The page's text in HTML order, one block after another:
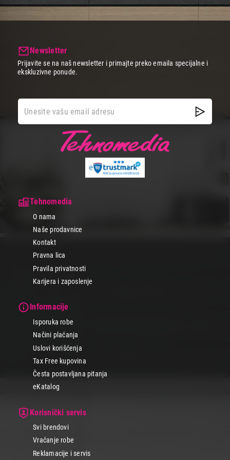
Tehnomedia
O nama
Naše prodavnice
Kontakt
Pravna lica
Pravila privatnosti
Karijera i zaposlenje
Informacije
Isporuka robe
Načini plaćanja
Uslovi korišćenja
Tax Free kupovina
Česta postavljana pitanja
eKatalog
Korisnički servis
Svi brendovi
Vraćanje robe
Reklamacije i servis
Newsletter
Prijavite se na naš newsletter i primajte preko emaila specijalne i
ekskluzivne ponude.